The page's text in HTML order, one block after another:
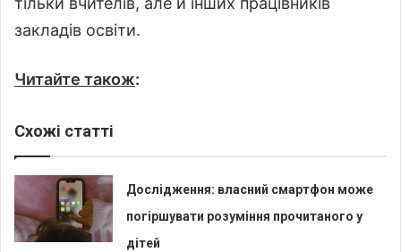
закладів освіти.
Читайте також:
Схожі статті
Дослідження: власний смартфон може
погіршувати розуміння прочитаного у
дітей